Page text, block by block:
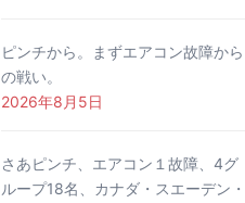
ピンチから。まずエアコン故障から
の戦い。
2026年8月5日
さあピンチ、エアコン１故障、4グ
ループ18名、カナダ・スエーデン・